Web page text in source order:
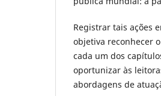
Registrar tais ações
objetiva reconhecer
cada um dos
oportunizar às
abordagens de